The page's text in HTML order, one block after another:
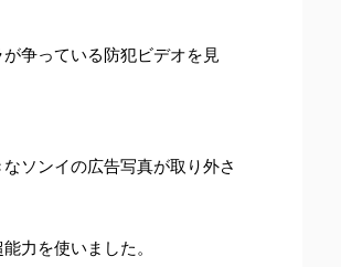
争っている防犯ビデオを見
ソンイの広告写真が取り外さ
力を使いました。